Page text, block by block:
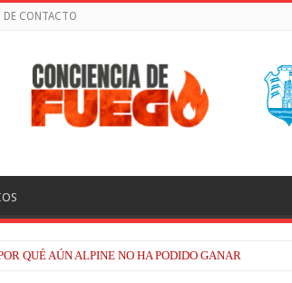
DE CONTACTO
QUÉ AÚN ALPINE NO HA PODIDO GANAR